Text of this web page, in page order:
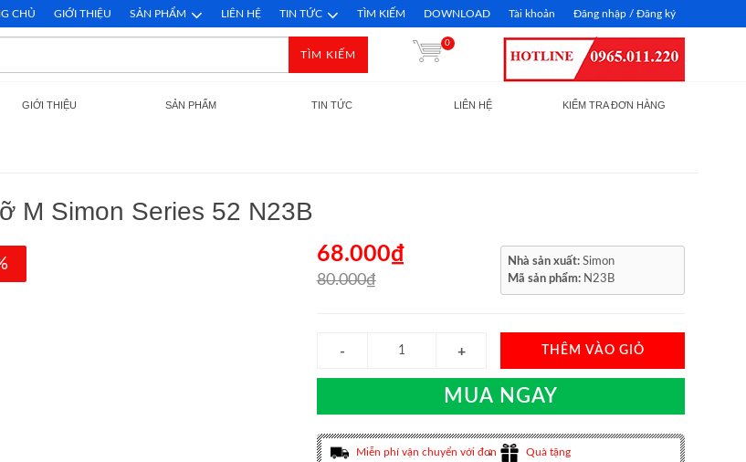
CHỦ GIỚI THIỆU SẢN PHẨM LIÊN HỆ TIN TỨC TÌM KIẾM DOWNLOAD Tài khoản Đăng nhập / Đăng ký
TÌM KIẾM
0
GIỚI THIỆU SẢN PHẨM TIN TỨC LIÊN HỆ KIỂM TRA ĐƠN HÀNG
M Simon Series 52 N23B
68.000₫
80.000₫
Nhà sản xuất:Simon
Mã sản phẩm: N23B
THÊM VÀO GIỎ
MUA NGAY
Miễn phí vận chuyển với đơn
Quà tặng